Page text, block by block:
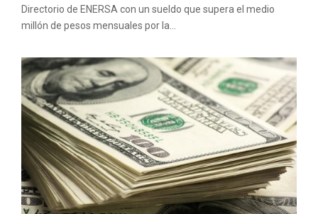
Directorio de ENERSA con un sueldo que supera el medio
millón de pesos mensuales por la...